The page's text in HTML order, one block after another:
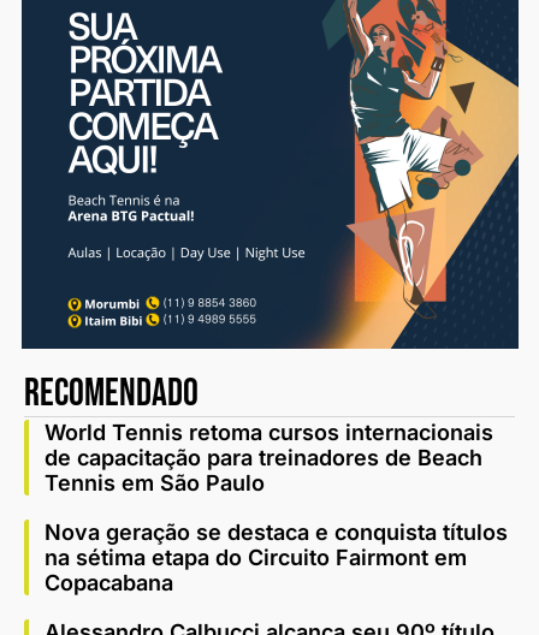
recomendado
World Tennis retoma cursos internacionais
de capacitação para treinadores de Beach
Tennis em São Paulo
Nova geração se destaca e conquista títulos
na sétima etapa do Circuito Fairmont em
Copacabana